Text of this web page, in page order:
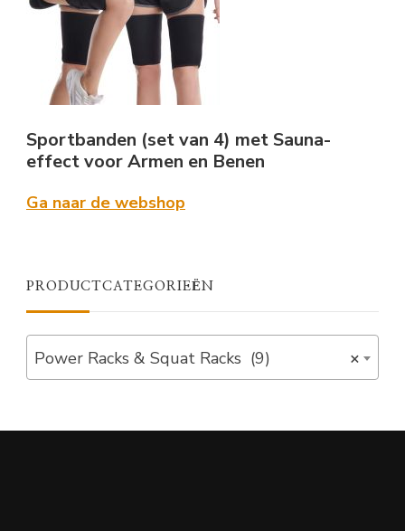
Sportbanden (set van 4) met Sauna-
effect voor Armen en Benen
Ga naar de webshop
PRODUCTCATEGORIEËN
×
Power Racks & Squat Racks (9)